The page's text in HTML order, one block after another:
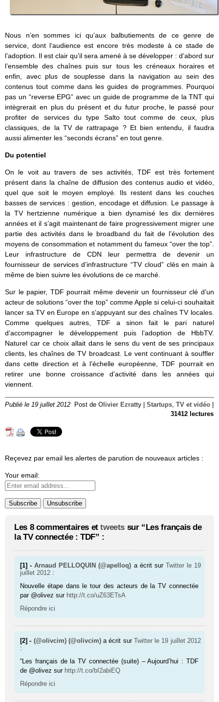
Nous n’en sommes ici qu’aux balbutiements de ce genre de
service, dont l‘audience est encore très modeste à ce stade de
l’adoption. Il est clair qu’il sera amené à se développer : d’abord sur
l’ensemble des chaînes puis sur tous les créneaux horaires et
enfin, avec plus de souplesse dans la navigation au sein des
contenus tout comme dans les guides de programmes. Pourquoi
pas un “reverse EPG” avec un guide de programme de la TNT qui
intègrerait en plus du présent et du futur proche, le passé pour
profiter de services du type Salto tout comme de ceux, plus
classiques, de la TV de rattrapage ? Et bien entendu, il faudra
aussi alimenter les “seconds écrans” en tout genre.
Du potentiel
On le voit au travers de ses activités, TDF est très fortement
présent dans la chaîne de diffusion des contenus audio et vidéo,
quel que soit le moyen employé. Ils restent dans les couches
basses de services : gestion, encodage et diffusion. Le passage à
la TV hertzienne numérique a bien dynamisé les dix dernières
années et il s’agit maintenant de faire progressivement migrer une
partie des activités dans le broadband du fait de l’évolution des
moyens de consommation et notamment du fameux “over the top”.
Leur infrastructure de CDN leur permettra de devenir un
fournisseur de services d’infrastructure “TV cloud” clés en main à
même de bien suivre les évolutions de ce marché.
Sur le papier, TDF pourrait même devenir un fournisseur clé d’un
acteur de solutions “over the top” comme Apple si celui-ci souhaitait
lancer sa TV en Europe en s’appuyant sur des chaînes TV locales.
Comme quelques autres, TDF a sinon fait le pari naturel
d’accompagner le développement puis l’adoption de HbbTV.
Naturel car ce choix allait dans le sens du vent de ses principaux
clients, les chaînes de TV broadcast. Le vent continuant à souffler
dans cette direction et à l’échelle européenne, TDF pourrait en
retirer une bonne croissance d’activité dans les années qui
viennent.
Publié le 19 juillet 2012 Post de Olivier Ezratty Startups, TV et vidéo
31412 lectures
Reçevez par email les alertes de parution de nouveaux articles :
Your email:
Les 8 commentaires ettweets sur “Les français de
la TV connectée : TDF” :
[1] -Arnaud PELLOQUIN (@apelloq) a écrit sur Twitter le 19
juillet 2012 :
Nouvelle étape dans le tour des acteurs de la TV connectée
par @olivez sur http://t.co/uZ63ETsA
Répondre ici
[2] - (@olivcim) (@olivcim) a écrit sur Twitter le 19 juillet 2012
:
“Les français de la TV connectée (suite) – Aujourd’hui : TDF
de @olivez sur http://t.co/bI2abiEQ
Répondre ici